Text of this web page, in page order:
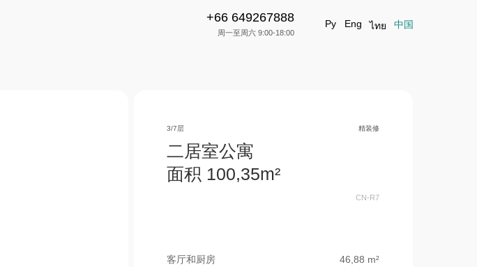
中国
ไทย
Eng
Ру
+66 649267888
周一至周六 9:00-18:00
+66 649267888 立即申请
CN-R7
二居室公寓
面积 100,35m²
46,88 m²
客厅和厨房
3/7层 精装修